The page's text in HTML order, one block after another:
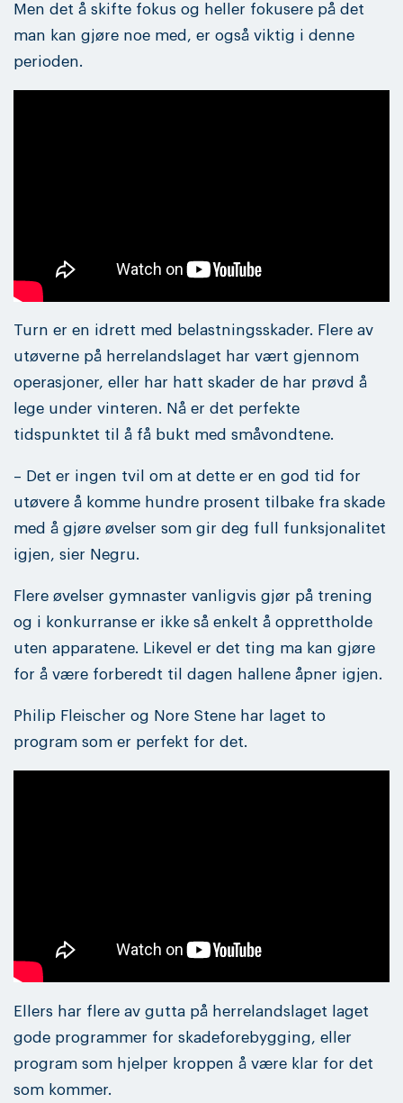
Men det å skifte fokus og heller fokusere på det
man kan gjøre noe med, er også viktig i denne
perioden.
Turn er en idrett med belastningsskader. Flere av
utøverne på herrelandslaget har vært gjennom
operasjoner, eller har hatt skader de har prøvd å
lege under vinteren. Nå er det perfekte
tidspunktet til å få bukt med småvondtene.
– Det er ingen tvil om at dette er en god tid for
utøvere å komme hundre prosent tilbake fra skade
med å gjøre øvelser som gir deg full funksjonalitet
igjen, sier Negru.
Flere øvelser gymnaster vanligvis gjør på trening
og i konkurranse er ikke så enkelt å opprettholde
uten apparatene. Likevel er det ting ma kan gjøre
for å være forberedt til dagen hallene åpner igjen.
Philip Fleischer og Nore Stene har laget to
program som er perfekt for det.
Ellers har flere av gutta på herrelandslaget laget
gode programmer for skadeforebygging, eller
program som hjelper kroppen å være klar for det
som kommer.